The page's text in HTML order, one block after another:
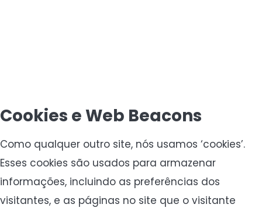
Cookies e Web Beacons
Como qualquer outro site, nós usamos ‘cookies’.
Esses cookies são usados ​​para armazenar
informações, incluindo as preferências dos
visitantes, e as páginas no site que o visitante